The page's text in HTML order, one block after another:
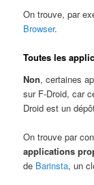
On trouve, par
Browser.
Toutes les
Non, certaines
sur F-Droid, car
Droid est un
On trouve par
applications
de Barinsta, un